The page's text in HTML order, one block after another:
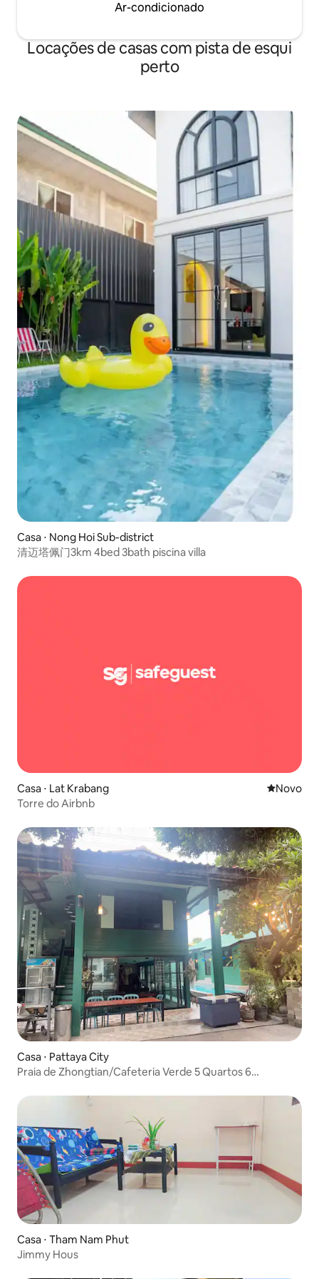
Ar-condicionado
Locações de casas com pista de esqui
perto
Casa ⋅ Nong Hoi Sub-district
清迈塔佩门3km 4bed 3bath piscina villa
Casa ⋅ Lat Krabang Novo
Novo
Torre do Airbnb
Casa ⋅ Pattaya City
Praia de Zhongtian/Cafeteria Verde 5 Quartos 6
Casa ⋅ Tham Nam Phut
Jimmy Hous